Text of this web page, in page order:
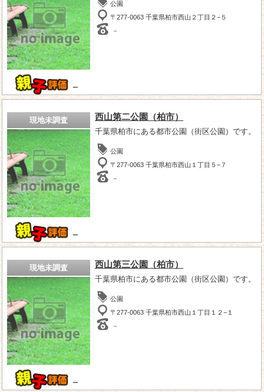
－
公園
〒277-0063 千葉県柏市西山２丁目２−５
－
現地未調査
－
西山第二公園（柏市）
千葉県柏市にある都市公園（街区公園）です。
公園
〒277-0063 千葉県柏市西山１丁目５−７
－
現地未調査
－
西山第三公園（柏市）
千葉県柏市にある都市公園（街区公園）です。
公園
〒277-0063 千葉県柏市西山１丁目１２−１
－